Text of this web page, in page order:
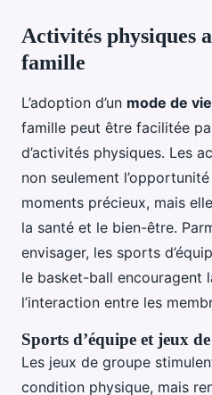
Activités physiques
famille
L’adoption d’un mode de
famille peut être facilitée
d’activités physiques. Les
non seulement
moments précieux, mais
la santé et le bien-être.
envisager, les sports
le basket-ball encouragent
l’interaction entre les
Sports d’équipe et jeux
Les jeux de groupe
condition physique, mais